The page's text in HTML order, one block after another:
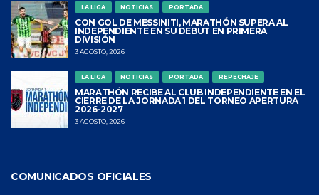
LA LIGA NOTICIAS PORTADA
CON GOL DE MESSINITI, MARATHÓN SUPERA AL
INDEPENDIENTE EN SU DEBUT EN PRIMERA
DIVISIÓN
3 AGOSTO, 2026
LA LIGA NOTICIAS PORTADA REPECHAJE
MARATHÓN RECIBE AL CLUB INDEPENDIENTE EN EL
CIERRE DE LA JORNADA 1 DEL TORNEO APERTURA
2026-2027
3 AGOSTO, 2026
COMUNICADOS OFICIALES